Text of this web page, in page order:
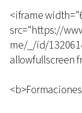
<iframe
src="https://
me/_/id/
allowfullscreen